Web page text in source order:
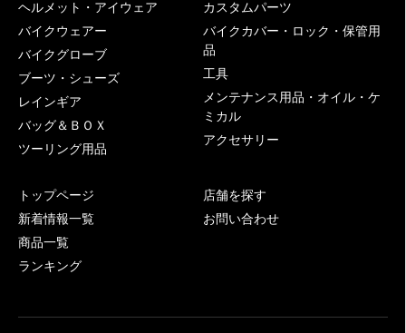
ヘルメット・アイウェア
バイクウェアー
バイクグローブ
ブーツ・シューズ
レインギア
バッグ＆ＢＯＸ
ツーリング用品
カスタムパーツ
バイクカバー・ロック・保管用
品
工具
メンテナンス用品・オイル・ケ
ミカル
アクセサリー
トップページ
新着情報一覧
商品一覧
ランキング
店舗を探す
お問い合わせ